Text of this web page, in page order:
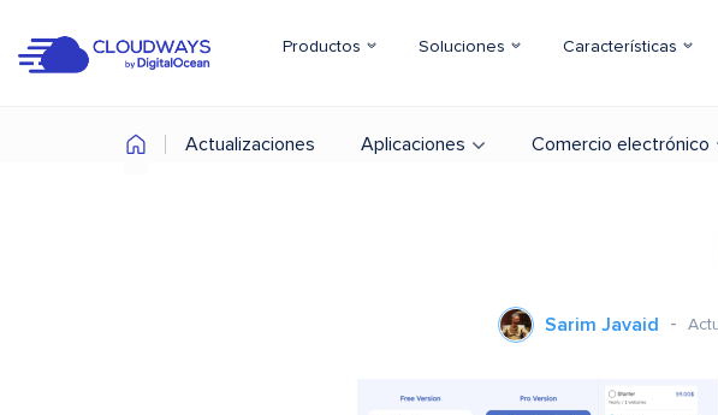
Productos Soluciones Características
Actualizaciones Aplicaciones Comercio electrónico
Sarim Javaid